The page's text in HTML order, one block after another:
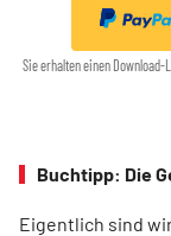
Sie erhalten einen Download-
Buchtipp: Die
Eigentlich sind